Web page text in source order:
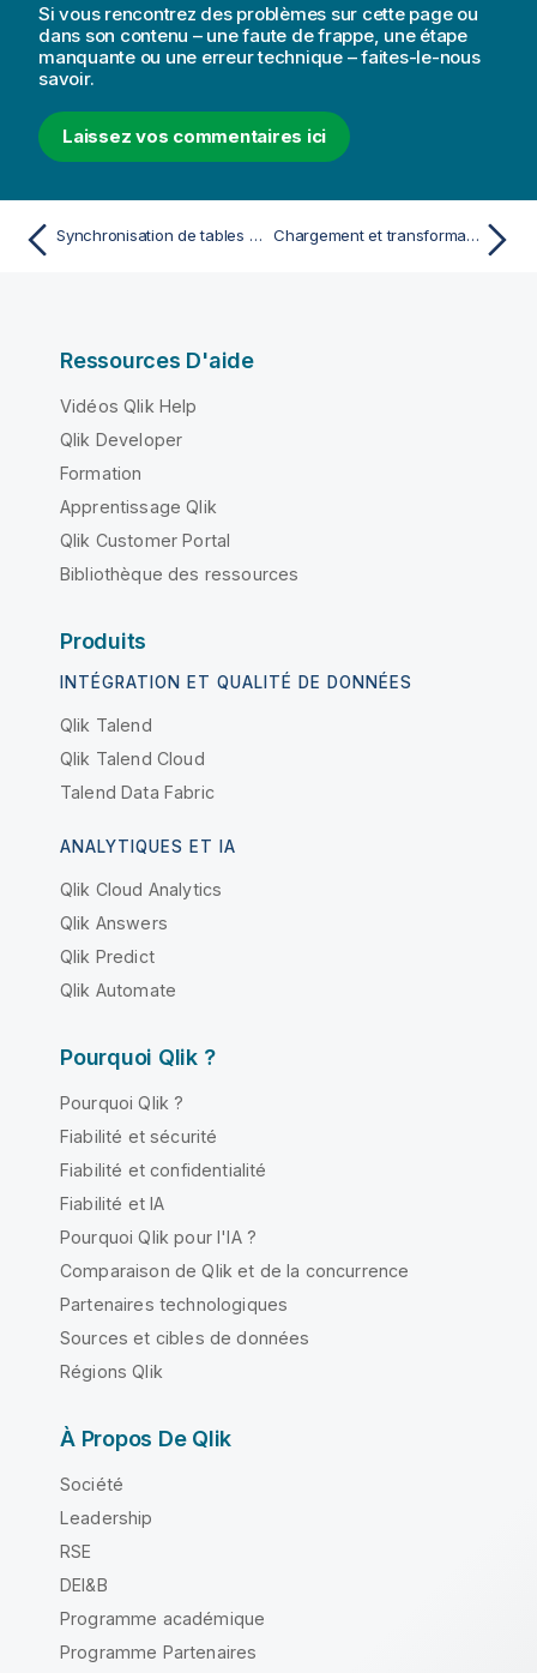
Si vous rencontrez des problèmes sur cette page ou
dans son contenu – une faute de frappe, une étape
manquante ou une erreur technique – faites-le-nous
savoir.
Laissez vos commentaires ici
Synchronisation de tables de script dans le Gestionnaire de données Chargement et transformation de données avec un script
Ressources D'aide
Vidéos Qlik Help
Qlik Developer
Formation
Apprentissage Qlik
Qlik Customer Portal
Bibliothèque des ressources
Produits
INTÉGRATION ET QUALITÉ DE DONNÉES
Qlik Talend
Qlik Talend Cloud
Talend Data Fabric
ANALYTIQUES ET IA
Qlik Cloud Analytics
Qlik Answers
Qlik Predict
Qlik Automate
Pourquoi Qlik ?
Pourquoi Qlik ?
Fiabilité et sécurité
Fiabilité et confidentialité
Fiabilité et IA
Pourquoi Qlik pour l'IA ?
Comparaison de Qlik et de la concurrence
Partenaires technologiques
Sources et cibles de données
Régions Qlik
À Propos De Qlik
Société
Leadership
RSE
DEI&B
Programme académique
Programme Partenaires